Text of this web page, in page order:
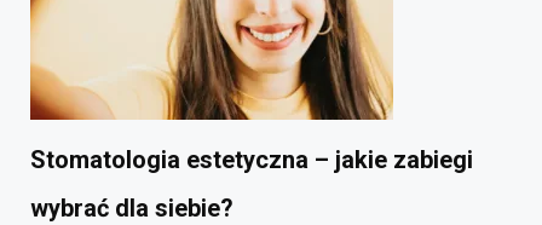
Stomatologia estetyczna – jakie zabiegi
wybrać dla siebie?